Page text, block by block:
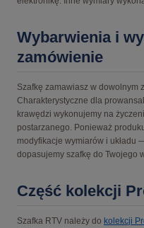
Wybarwienia i
zamówienie
Szafkę zamawiasz w dowolnym
Charakterystyczne dla
krawędzi wykonujemy na
postarzanego. Ponieważ
modyfikacje wymiarów i układu
dopasujemy szafkę do Twojego
Część kolekcji
Szafka RTV należy do kolekcji